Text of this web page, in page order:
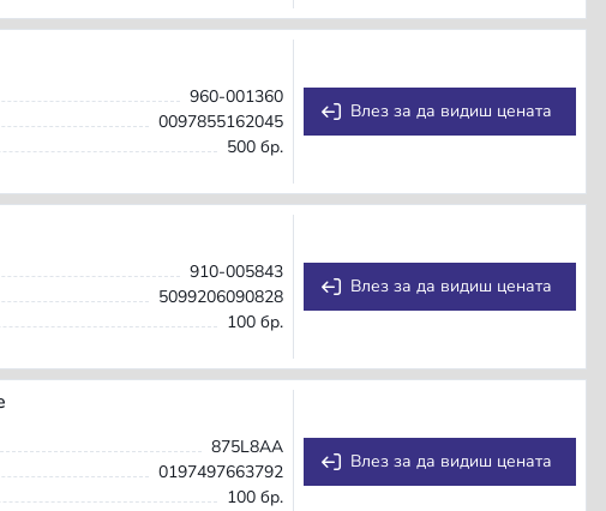
960-001360
0097855162045
500 бр.
Влез за да видиш цената
910-005843
5099206090828
100 бр.
Влез за да видиш цената
875L8AA
0197497663792
100 бр.
Влез за да видиш цената